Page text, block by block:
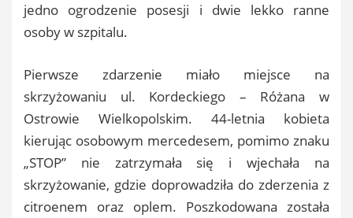
jedno ogrodzenie posesji i dwie lekko ranne
osoby w szpitalu.
Pierwsze zdarzenie miało miejsce na
skrzyżowaniu ul. Kordeckiego – Różana w
Ostrowie Wielkopolskim. 44-letnia kobieta
kierując osobowym mercedesem, pomimo znaku
„STOP” nie zatrzymała się i wjechała na
skrzyżowanie, gdzie doprowadziła do zderzenia z
citroenem oraz oplem. Poszkodowana została